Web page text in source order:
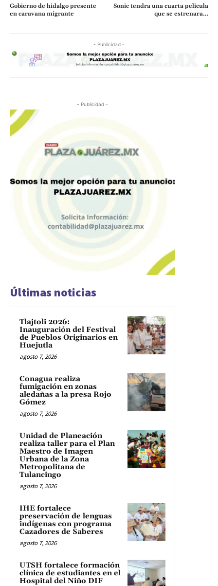
Gobierno de hidalgo presente
en caravana migrante
Sonic tendra una cuarta pelicula
que se estrenara…
- Publicidad -
- Publicidad -
Últimas noticias
Tlajtoli 2026:
Inauguración del Festival
de Pueblos Originarios en
Huejutla
agosto 7, 2026
Conagua realiza
fumigación en zonas
aledañas a la presa Rojo
Gómez
agosto 7, 2026
Unidad de Planeación
realiza taller para el Plan
Maestro de Imagen
Urbana de la Zona
Metropolitana de
Tulancingo
agosto 7, 2026
IHE fortalece
preservación de lenguas
indígenas con programa
Cazadores de Saberes
agosto 7, 2026
UTSH fortalece formación
clínica de estudiantes en el
Hospital del Niño DIF